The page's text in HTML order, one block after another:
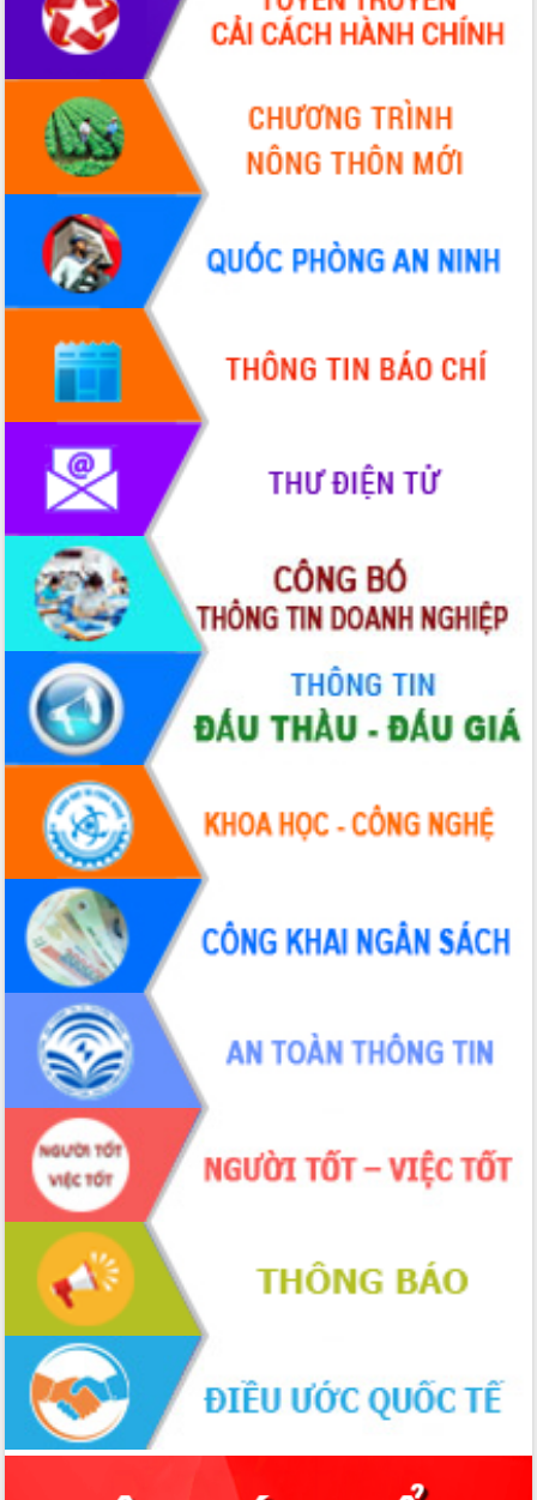
Phó Chủ tịch UBND tỉnh Đắk Lắk
Trương Công Thái kiểm tra thực địa
Dự án cao tốc Khánh Hòa - Buôn Ma
Thuột
Định vị cà phê Việt Nam như một “di
sản sống” trong dòng chảy toàn cầu
Xây dựng nông thôn mới: Nâng cao đời
sống người dân từ những mô hình thiết
Quyết liệt tháo gỡ vướng mắc, đẩy
nhanh tiến độ các dự án trọng điểm
trong Khu kinh tế Nam Phú Yên
Hòn Yến phát triển du lịch gắn với bảo
tồn biển
Lấy ý kiến điều chỉnh Quy hoạch tỉnh
Đắk Lắk thời kỳ 2021-2030, tầm nhìn
đến năm 2050
Phát động chiến dịch 30 ngày đêm
giải phóng mặt bằng Tuyến đường bộ
ven biển
Đắk Lắk nỗ lực thúc đẩy tăng trưởng
kinh tế từ 10% trở lên trong Quý
II/2026
Đắk Lắk ký kết thỏa thuận hợp tác về
chuyển đổi số giai đoạn 2026 – 2030
với Tập đoàn Bưu chính Viễn thông
Việt Nam
Thứ trưởng Bộ Y tế làm việc với tỉnh
Đắk Lắk về phát triển nhân lực y tế
cho trạm y tế cấp xã
Du lịch Đắk Lắk nâng tầm trải nghiệm
du khách thông qua Hệ thống cơ sở dữ
liệu và Bản đồ số
Tập huấn ứng dụng trí tuệ nhân tạo (AI)
trong thương mại điện tử năm 2026
Đoàn đại biểu Quốc hội tỉnh Đắk Lắk
trao đổi thông tin trước Kỳ họp thứ
nhất, Quốc hội khóa XVI
Quyết liệt cải cách hành chính, khơi
thông nguồn lực phát triển
Nâng cao hiệu lực, hiệu quả HĐND
tỉnh thông qua hiện đại hóa hành chính
Xã Ea Phê gắn cải cách hành chính với
chuyển đổi số
Phó Chủ tịch Thường trực UBND tỉnh
Hồ Thị Nguyên Thảo làm việc tại Trung
tâm Phục vụ hành chính công xã Ea
Xây dựng nền hành chính số đồng
hành cùng nông dân dân, doanh nghiệp
Giai đoạn 2026-2030, Đắk Lắk phấn
đấu có 77% xã đạt chuẩn nông thôn
mới
Chuyển đổi số 'mở đường' cho nông
nghiệp Đắk Lắk tăng trưởng bứt phá
Triển khai đồng bộ đo đạc, lập hồ sơ
địa chính, hoàn thiện cơ sở dữ liệu đất